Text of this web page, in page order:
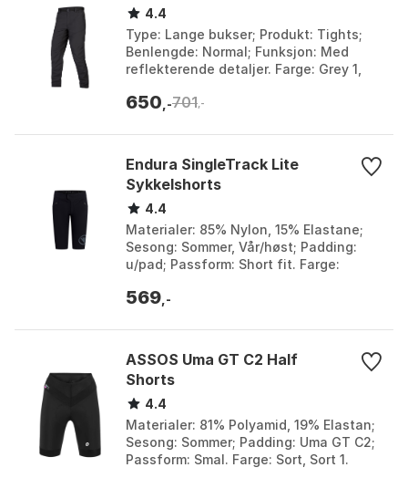
4.4
Type: Lange bukser; Produkt: Tights;
Benlengde: Normal; Funksjon: Med
reflekterende detaljer. Farge: Grey 1,
650 ,-701 ,-
Endura SingleTrack Lite
Sykkelshorts
4.4
Materialer: 85% Nylon, 15% Elastane;
Sesong: Sommer, Vår/høst; Padding:
u/pad; Passform: Short fit. Farge:
Carbon grey, Drei...
569 ,-
ASSOS Uma GT C2 Half
Shorts
4.4
Materialer: 81% Polyamid, 19% Elastan;
Sesong: Sommer; Padding: Uma GT C2;
Passform: Smal. Farge: Sort, Sort 1.